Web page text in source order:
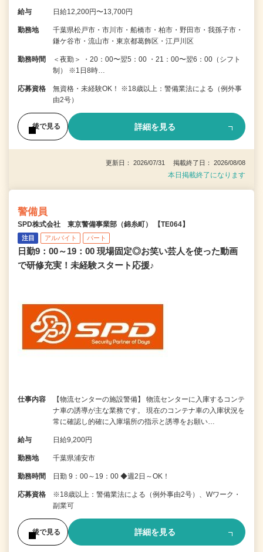
給与 日給12,200円〜13,700円
勤務地
千葉県松戸市・市川市・船橋市・柏市・野田市・我孫子市・
鎌ケ谷市・流山市・東京都葛飾区・江戸川区
勤務時間
＜夜勤＞ ・20：00〜翌5：00 ・21：00〜翌6：00（シフト
制） ※1日8時…
応募資格
無資格・未経験OK！ ※18歳以上：警備業法による（例外事
由2号）
後で見る 詳細を見る
更新日： 2026/07/31 掲載終了日： 2026/08/08
本日掲載終了になります
警備員
SPD株式会社 東京警備事業部（錦糸町） 【TE064】
注目 アルバイト パート
日勤9：00～19：00 現場固定◎お笑い芸人を使った動画
で研修充実！未経験スタート応援♪
仕事内容
【物流センターの施設警備】 物流センターに入庫するコンテ
ナ車の誘導が主な業務です。 現在のコンテナ車の入庫状況を
常に確認し的確に入庫場所の指示と誘導をお願い…
給与 日給9,200円
勤務地 千葉県浦安市
勤務時間 日勤 9：00～19：00 ◆週2日～OK！
応募資格
※18歳以上：警備業法による（例外事由2号）、Wワーク・
副業可
後で見る 詳細を見る